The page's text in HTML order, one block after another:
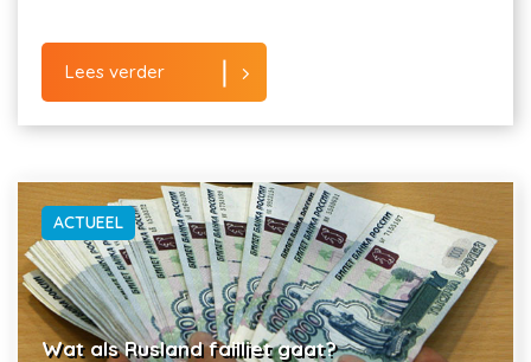
Lees verder
ACTUEEL
Wat als Rusland failliet gaat?